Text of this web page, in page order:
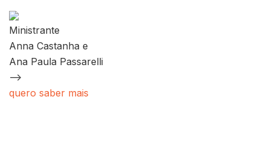
Ministrante
Anna Castanha e
Ana Paula Passarelli
–>
quero saber mais